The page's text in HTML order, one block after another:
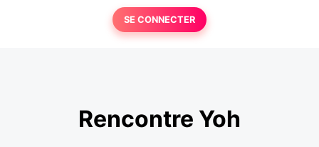
SE CONNECTER
Rencontre Yoh